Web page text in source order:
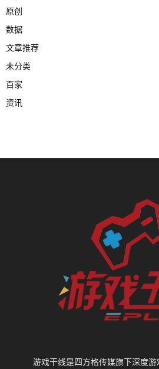
原创
数据
文章推荐
未分类
百家
资讯
游戏干线是四方格传媒旗下深度